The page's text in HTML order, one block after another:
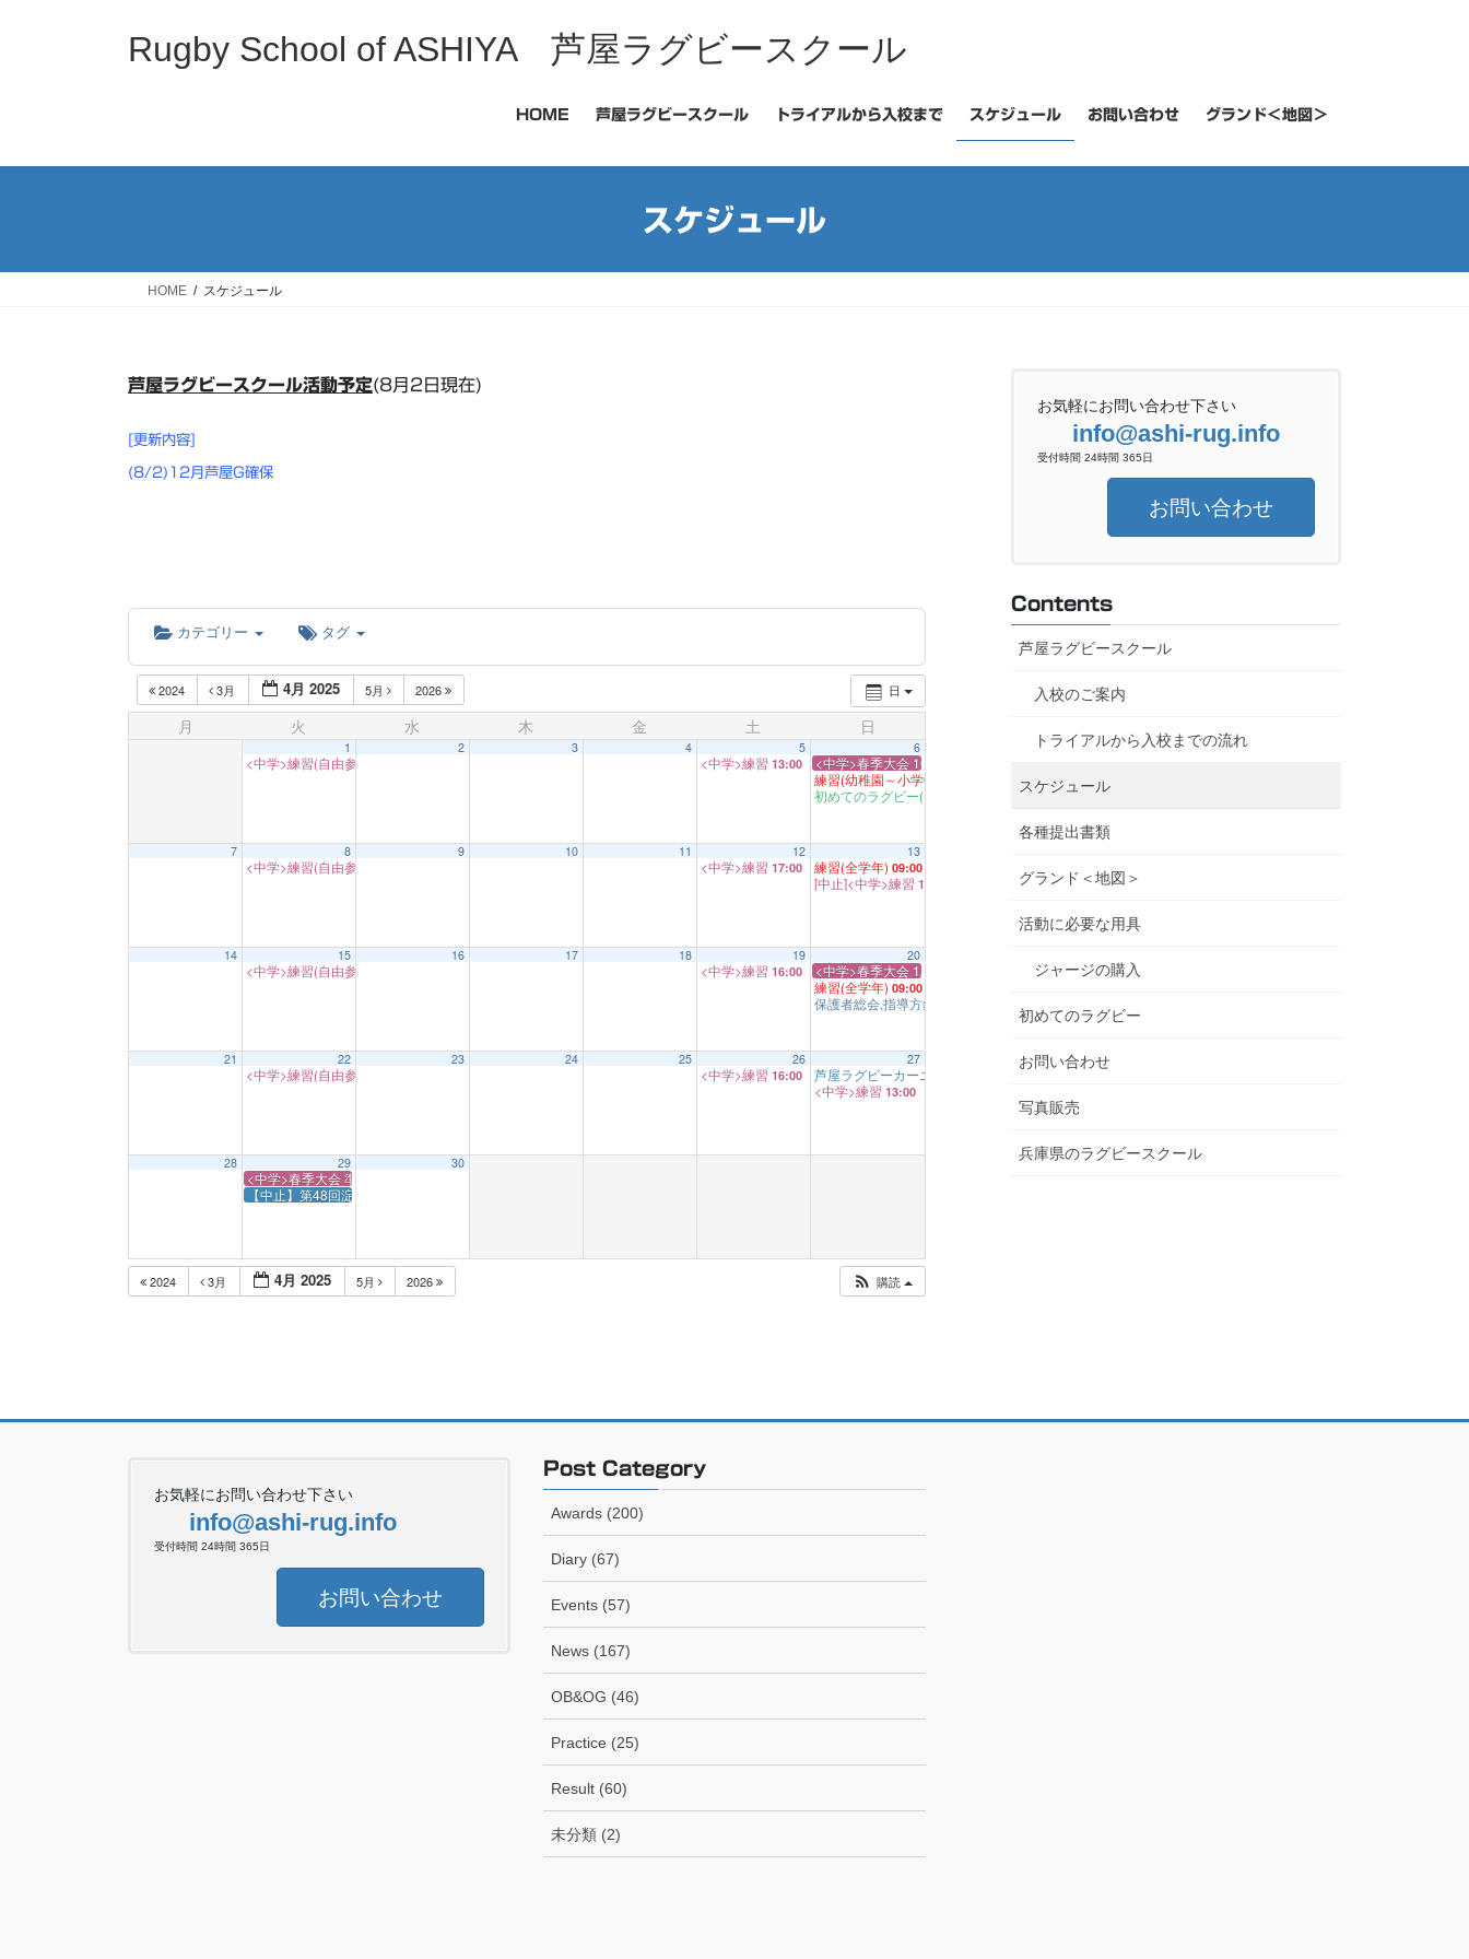
ス
ン
Rugby School of ASHIYA 芦屋ラグビースクール
HOME 芦屋ラグビースクール トライアルから入校まで スケジュール お問い合わせ グランド＜地図＞
スケジュール
HOME スケジュール
芦屋ラグビースクール活動予定(8月2日現在)
[更新内容]
(8/2)12月芦屋G確保
カテゴリー タグ
日
2024 3月 4月 2025 5月 2026
月 火 水 木 金 土 日
1
<中学>練習(自由参加) ※半面
2 3 4 5
<中学>練習 13:00
6
<中学>春季大会 10:00K.O vs 尼崎RS
練習(幼稚園～小学6年生),入校式
09:00
初めてのラグビー(ラグビー体験会) ※自由参加です！
7 8
<中学>練習(自由参加) ※半面
9 10 11 12
<中学>練習 17:00
13
練習(全学年) 09:00
[中止]<中学>練習 15:00
14 15
<中学>練習(自由参加) ※半面
16 17 18 19
<中学>練習 16:00
20
<中学>春季大会 12:30K.O vs 合同
練習(全学年) 09:00
保護者総会,指導方針説明会
21 22
<中学>練習(自由参加) ※半面
23 24 25 26
<中学>練習 16:00
27
芦屋ラグビーカーニバル(幼稚園〜小学6年生)
<中学>練習 13:00
28 29
<中学>春季大会 準決勝 vs兵庫県RS 15:00K.O
【中止】第48回淀川カーニバル(小学3〜6年生)
30
2024 3月 4月 2025 5月 2026 購読
お気軽にお問い合わせ下さい
info@ashi-rug.info
受付時間 24時間 365日
お問い合わせ
Contents
芦屋ラグビースクール
入校のご案内
トライアルから入校までの流れ
スケジュール
各種提出書類
グランド＜地図＞
活動に必要な用具
ジャージの購入
初めてのラグビー
お問い合わせ
写真販売
兵庫県のラグビースクール
お気軽にお問い合わせ下さい
info@ashi-rug.info
受付時間 24時間 365日
お問い合わせ
Post Category
Awards (200)
Diary (67)
Events (57)
News (167)
OB&OG (46)
Practice (25)
Result (60)
未分類 (2)